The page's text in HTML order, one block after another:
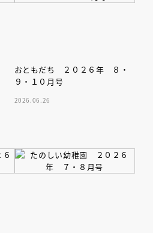
おともだち ２０２６年 ８・
９・１０月号
2026.06.26